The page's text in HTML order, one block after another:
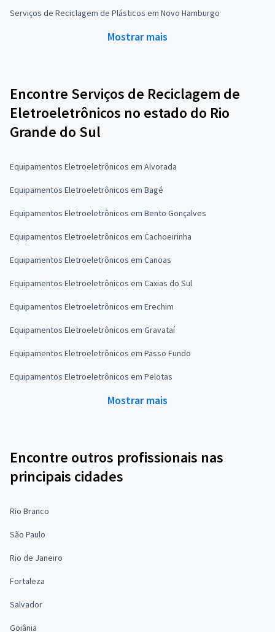
Serviços de Reciclagem de Plásticos em Novo Hamburgo
Mostrar mais
Encontre Serviços de Reciclagem de
Eletroeletrônicos no estado do Rio
Grande do Sul
Equipamentos Eletroeletrônicos em Alvorada
Equipamentos Eletroeletrônicos em Bagé
Equipamentos Eletroeletrônicos em Bento Gonçalves
Equipamentos Eletroeletrônicos em Cachoeirinha
Equipamentos Eletroeletrônicos em Canoas
Equipamentos Eletroeletrônicos em Caxias do Sul
Equipamentos Eletroeletrônicos em Erechim
Equipamentos Eletroeletrônicos em Gravataí
Equipamentos Eletroeletrônicos em Passo Fundo
Equipamentos Eletroeletrônicos em Pelotas
Mostrar mais
Encontre outros profissionais nas
principais cidades
Rio Branco
São Paulo
Rio de Janeiro
Fortaleza
Salvador
Goiânia